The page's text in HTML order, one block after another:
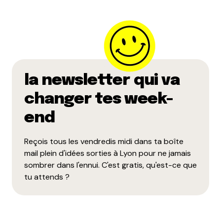
Dans le 7e y’a Royal Burger qui livre, je crois.
Je sais pas jusqu’à quels horizons, j’habite à deux pas
Ils sont rue de Gerland, entre Place Jean Jaurès et
Debourg.
Et bonne nouvelle : ils font aussi des pizzas !
17 février 2010 à 23 h 21 min
Répondre
18 février 2010 à 10 h 28 min
la newsletter qui va
changer tes week-
end
Reçois tous les vendredis midi dans ta boîte
mail plein d'idées sorties à Lyon pour ne jamais
sombrer dans l'ennui. C'est gratis, qu'est-ce que
tu attends ?